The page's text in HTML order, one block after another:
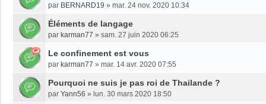
par BERNARD19 » mar. 24 nov. 2020 10:34
Éléments de langage
par karman77 » sam. 27 juin 2020 06:25
Le confinement est vous
par karman77 » mar. 14 avr. 2020 07:55
Pourquoi ne suis je pas roi de Thailande ?
par Yann56 » lun. 30 mars 2020 18:50